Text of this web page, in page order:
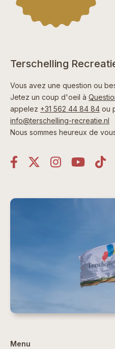
Terschelling
Vous avez une question ou
Jetez un coup d'oeil à
appelez +31 562 44 84 84 ou
info@terschelling-recreatie.nl
Nous sommes heureux de
Menu